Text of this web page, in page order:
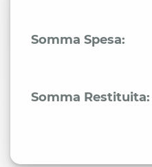
Somma Spesa:
Somma Restituita: